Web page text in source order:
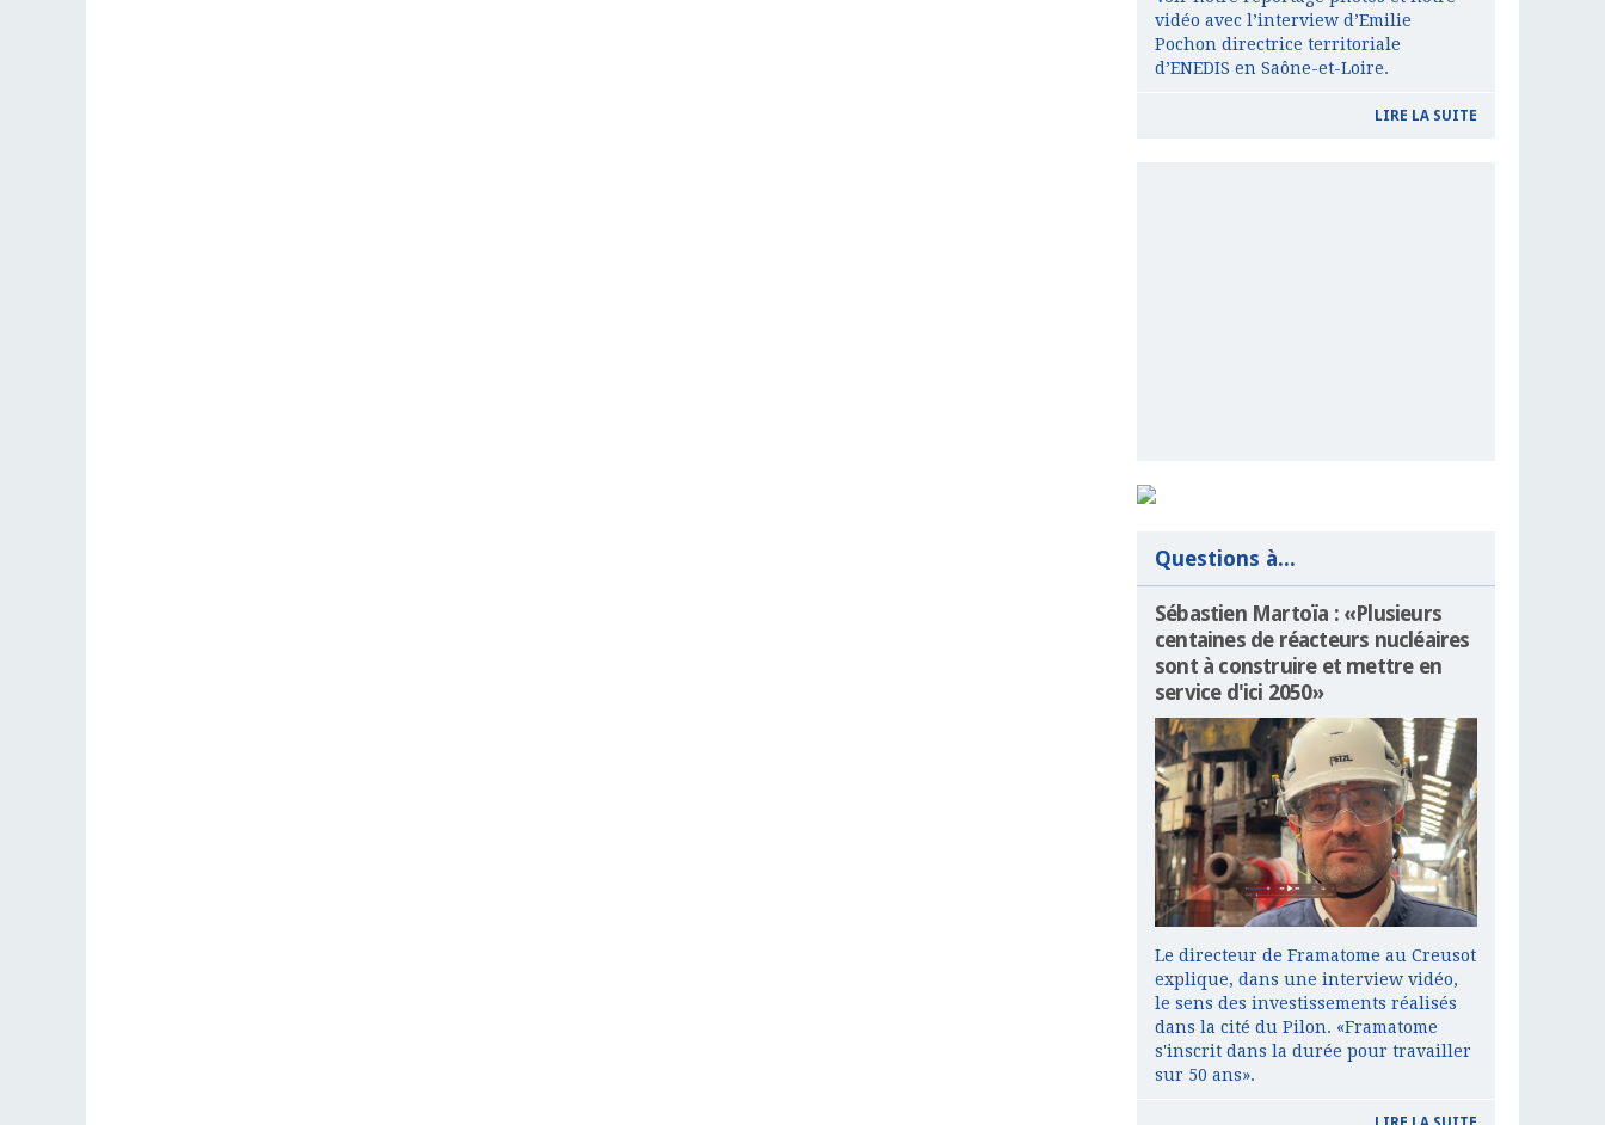
vidéo avec l’interview d’Emilie
Pochon directrice territoriale
d’ENEDIS en Saône-et-Loire.
LIRE LA SUITE
Questions à...
Sébastien Martoïa : «Plusieurs
centaines de réacteurs nucléaires
sont à construire et mettre en
service d'ici 2050»
Le directeur de Framatome au Creusot
explique, dans une interview vidéo,
le sens des investissements réalisés
dans la cité du Pilon. «Framatome
s'inscrit dans la durée pour travailler
sur 50 ans».